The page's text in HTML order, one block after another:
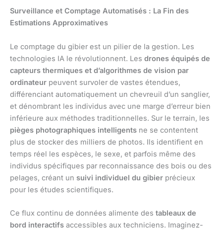
Surveillance et Comptage Automatisés : La Fin des
Estimations Approximatives
Le comptage du gibier est un pilier de la gestion. Les
technologies IA le révolutionnent. Les drones équipés de
capteurs thermiques et d’algorithmes de vision par
ordinateur peuvent survoler de vastes étendues,
différenciant automatiquement un chevreuil d’un sanglier,
et dénombrant les individus avec une marge d’erreur bien
inférieure aux méthodes traditionnelles. Sur le terrain, les
pièges photographiques intelligents ne se contentent
plus de stocker des milliers de photos. Ils identifient en
temps réel les espèces, le sexe, et parfois même des
individus spécifiques par reconnaissance des bois ou des
pelages, créant un suivi individuel du gibier précieux
pour les études scientifiques.
Ce flux continu de données alimente des tableaux de
bord interactifs accessibles aux techniciens. Imaginez-